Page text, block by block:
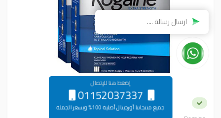
إضغط هنا للإتصال
01152037337
جميع منتجاتنا أورجينال أصلية 100% وبسعر الجملة